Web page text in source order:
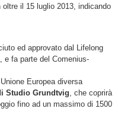
oltre il 15 luglio 2013, indicando
ed approvato dal Lifelong
e fa parte del Comenius-
Europea diversa
Studio Grundtvig , che coprirà
fino ad un massimo di 1500